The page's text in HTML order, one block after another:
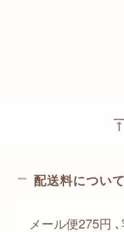
vertical_align_top
配送料について
メール便275円